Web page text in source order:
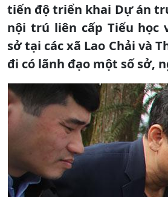
tiến độ triển khai Dự án
nội trú liên cấp Tiểu học
sở tại các xã Lao Chải và
đi có lãnh đạo một số sở,